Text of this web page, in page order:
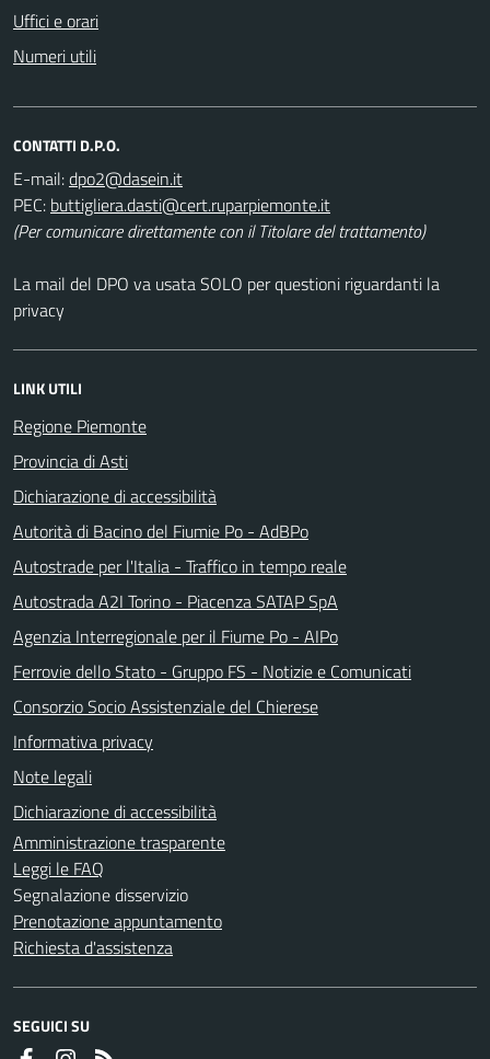
Uffici e orari
Numeri utili
CONTATTI D.P.O.
E-mail:
PEC:
(Per comunicare direttamente con il Titolare del trattamento)
La mail del DPO va usata SOLO per questioni riguardanti la
privacy
LINK UTILI
Regione Piemonte
Provincia di Asti
Dichiarazione di accessibilità
Autorità di Bacino del Fiumie Po - AdBPo
Autostrade per l'Italia - Traffico in tempo reale
Autostrada A2I Torino - Piacenza SATAP SpA
Agenzia Interregionale per il Fiume Po - AIPo
Ferrovie dello Stato - Gruppo FS - Notizie e Comunicati
Consorzio Socio Assistenziale del Chierese
Informativa privacy
Note legali
Dichiarazione di accessibilità
Amministrazione trasparente
Leggi le FAQ
Segnalazione disservizio
Prenotazione appuntamento
Richiesta d'assistenza
SEGUICI SU